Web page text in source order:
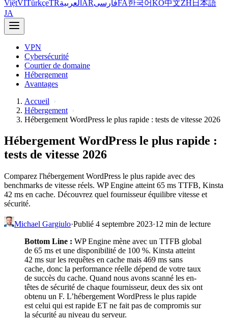
ViệtVITürkçeTRالعربية ARفارسیFA한국어KO中文ZH 日本語
JA
VPN
Cybersécurité
Courtier de domaine
Hébergement
Avantages
Accueil
Hébergement
Hébergement WordPress le plus rapide : tests de vitesse 2026
Hébergement WordPress le plus rapide :
tests de vitesse 2026
Comparez l'hébergement WordPress le plus rapide avec des
benchmarks de vitesse réels. WP Engine atteint 65 ms TTFB, Kinsta
42 ms en cache. Découvrez quel fournisseur équilibre vitesse et
sécurité.
Michael Gargiulo·Publié 4 septembre 2023·12 min de lecture
Bottom Line : WP Engine mène avec un TTFB global
de 65 ms et une disponibilité de 100 %. Kinsta atteint
42 ms sur les requêtes en cache mais 469 ms sans
cache, donc la performance réelle dépend de votre taux
de succès du cache. Quand nous avons scanné les en-
têtes de sécurité de chaque fournisseur, deux des six ont
obtenu un F. L’hébergement WordPress le plus rapide
est celui qui est rapide ET ne fait pas de compromis sur
la sécurité au niveau du serveur.